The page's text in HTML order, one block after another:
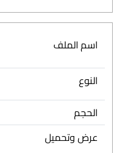
اسم الملف
النوع
الحجم
عرض وتحميل